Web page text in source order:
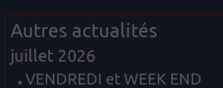
Autres actualités
juillet 2026
VENDREDI et WEEK END